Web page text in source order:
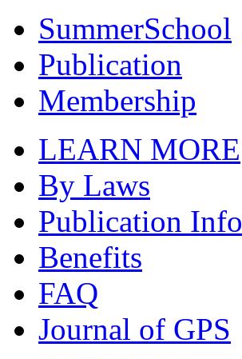
SummerSchool
Publication
Membership
LEARN MORE
By Laws
Publication Info
Benefits
FAQ
Journal of GPS